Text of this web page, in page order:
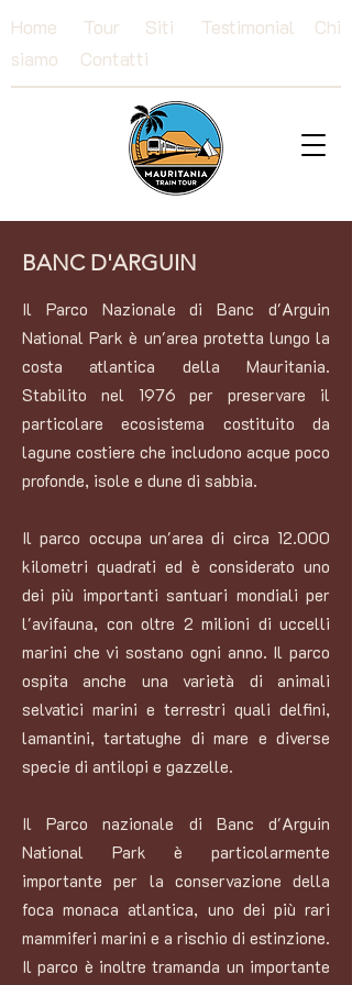
Home Tour Siti Testimonial
Chi
siamo
Contatti
BANC D'ARGUIN
Il Parco Nazionale di Banc d'Arguin
National Park è un'area protetta lungo la
costa atlantica della Mauritania.
Stabilito nel 1976 per preservare il
particolare ecosistema costituito da
lagune costiere che includono acque poco
profonde, isole e dune di sabbia.
Il parco occupa un'area di circa 12.000
kilometri quadrati ed è considerato uno
dei più importanti santuari mondiali per
l'avifauna, con oltre 2 milioni di uccelli
marini che vi sostano ogni anno. Il parco
ospita anche una varietà di animali
selvatici marini e terrestri quali delfini,
lamantini, tartatughe di mare e diverse
specie di antilopi e gazzelle.
Il Parco nazionale di Banc d'Arguin
National Park è particolarmente
importante per la conservazione della
foca monaca atlantica, uno dei più rari
mammiferi marini e a rischio di estinzione.
Il parco è inoltre tramanda un importante